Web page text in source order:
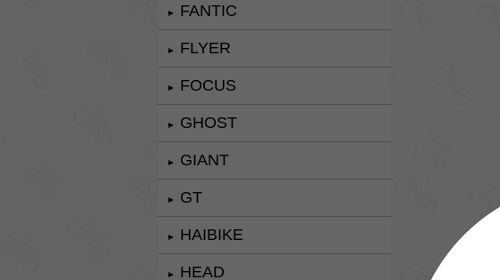
► FANTIC
► FLYER
► FOCUS
► GHOST
► GIANT
► GT
► HAIBIKE
► HEAD